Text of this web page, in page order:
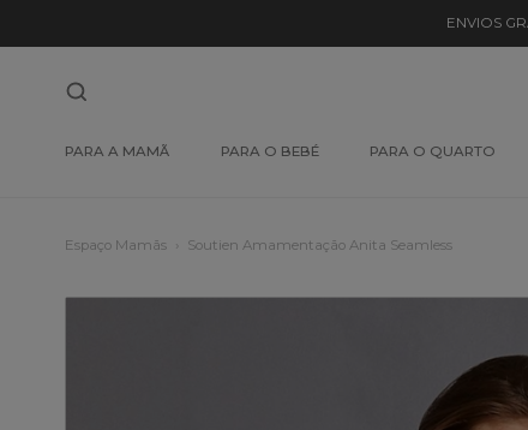
ENVIOS
PARA A MAMÃ PARA O BEBÉ PARA O QUARTO
Espaço Mamãs Soutien Amamentação Anita Seamless